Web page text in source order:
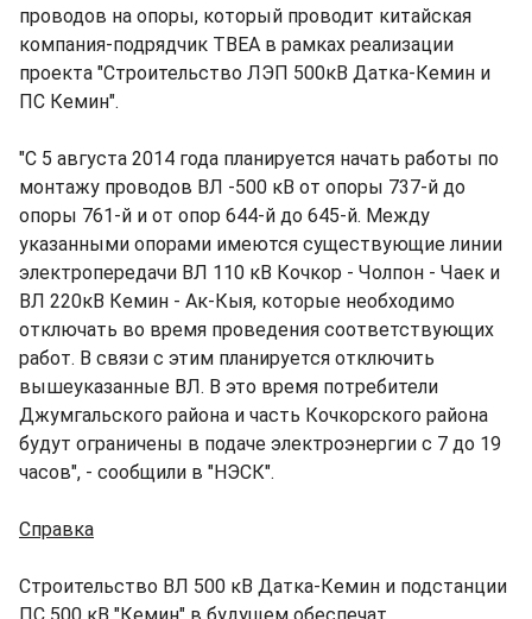
проводов на опоры, который проводит китайская
компания-подрядчик ТВЕА в рамках реализации
проекта "Строительство ЛЭП 500кВ Датка-Кемин и
ПС Кемин".
"С 5 августа 2014 года планируется начать работы по
монтажу проводов ВЛ -500 кВ от опоры 737-й до
опоры 761-й и от опор 644-й до 645-й. Между
указанными опорами имеются существующие линии
электропередачи ВЛ 110 кВ Кочкор - Чолпон - Чаек и
ВЛ 220кВ Кемин - Ак-Кыя, которые необходимо
отключать во время проведения соответствующих
работ. В связи с этим планируется отключить
вышеуказанные ВЛ. В это время потребители
Джумгальского района и часть Кочкорского района
будут ограничены в подаче электроэнергии с 7 до 19
часов", - сообщили в "НЭСК".
Справка
Строительство ВЛ 500 кВ Датка-Кемин и подстанции